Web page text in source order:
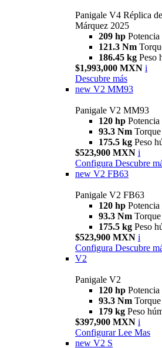
Panigale V4 Réplica
Márquez 2025
209 hp Potencia
121.3 Nm
186.45 kg Peso
$1,993,000 MXN i
Descubre más
new V2 MM93
Panigale V2 MM93
120 hp Potencia
93.3 Nm Torque
175.5 kg Peso
$523,900 MXN i
Configura Descubre
new V2 FB63
Panigale V2 FB63
120 hp Potencia
93.3 Nm Torque
175.5 kg Peso
$523,900 MXN i
Configura Descubre
V2
Panigale V2
120 hp Potencia
93.3 Nm Torque
179 kg Peso
$397,900 MXN i
Configurar Lee Mas
new V2 S